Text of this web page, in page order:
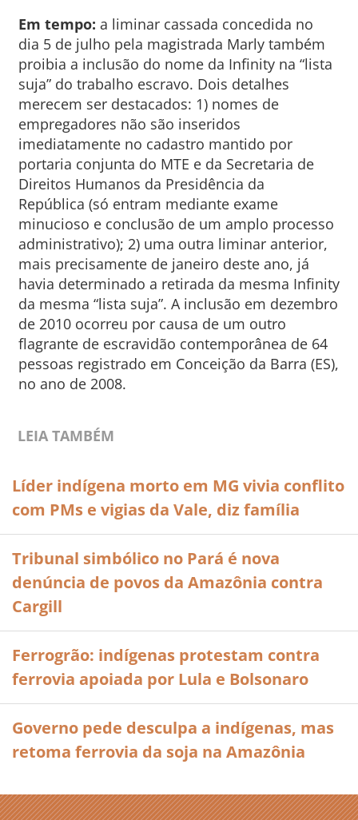
Em tempo: a liminar cassada concedida no
dia 5 de julho pela magistrada Marly também
proibia a inclusão do nome da Infinity na “lista
suja” do trabalho escravo. Dois detalhes
merecem ser destacados: 1) nomes de
empregadores não são inseridos
imediatamente no cadastro mantido por
portaria conjunta do MTE e da Secretaria de
Direitos Humanos da Presidência da
República (só entram mediante exame
minucioso e conclusão de um amplo processo
administrativo); 2) uma outra liminar anterior,
mais precisamente de janeiro deste ano, já
havia determinado a retirada da mesma Infinity
da mesma “lista suja”. A inclusão em dezembro
de 2010 ocorreu por causa de um outro
flagrante de escravidão contemporânea de 64
pessoas registrado em Conceição da Barra (ES),
no ano de 2008.
LEIA TAMBÉM
Líder indígena morto em MG vivia conflito
com PMs e vigias da Vale, diz família
Tribunal simbólico no Pará é nova
denúncia de povos da Amazônia contra
Cargill
Ferrogrão: indígenas protestam contra
ferrovia apoiada por Lula e Bolsonaro
Governo pede desculpa a indígenas, mas
retoma ferrovia da soja na Amazônia